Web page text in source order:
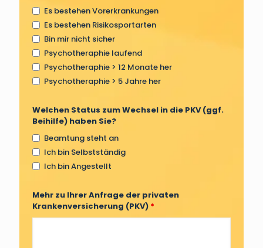
Es bestehen Vorerkrankungen
Es bestehen Risikosportarten
Bin mir nicht sicher
Psychotheraphie laufend
Psychotheraphie > 12 Monate her
Psychotheraphie > 5 Jahre her
Welchen Status zum Wechsel in die PKV (ggf.
Beihilfe) haben Sie?
Beamtung steht an
Ich bin Selbstständig
Ich bin Angestellt
Mehr zu Ihrer Anfrage der privaten
Krankenversicherung (PKV) *